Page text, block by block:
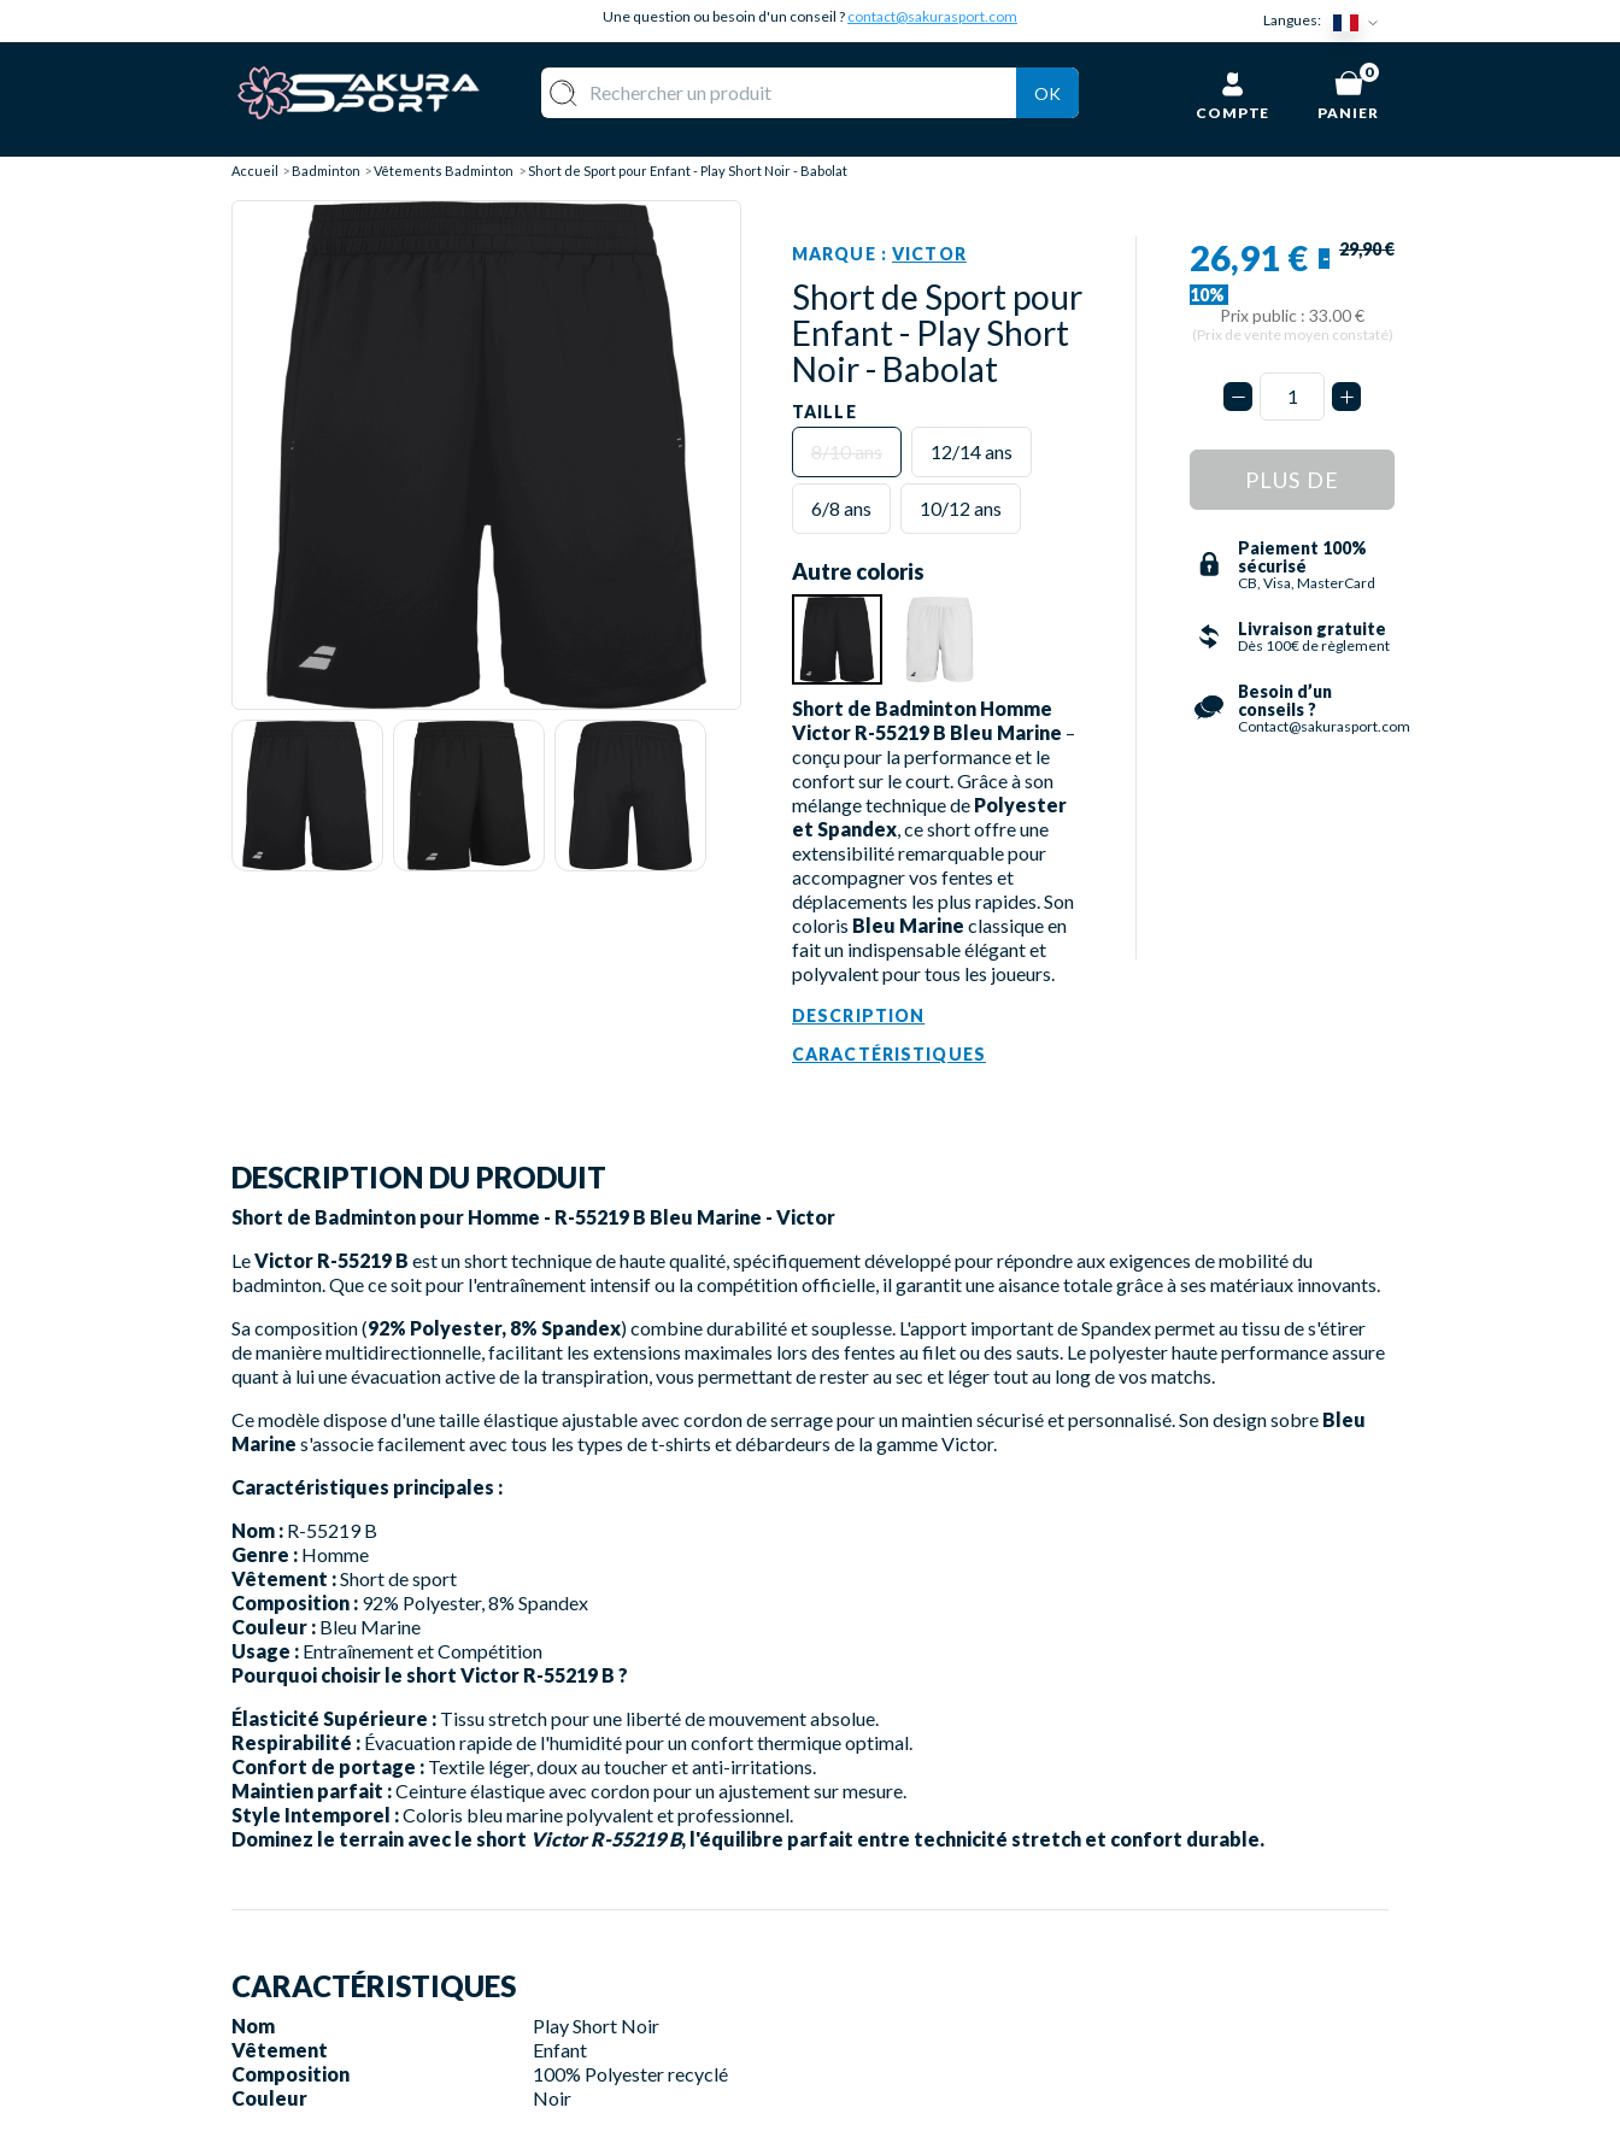
Une question ou besoin d'un conseil ? contact@sakurasport.com Langues:
OK
COMPTE PANIER
0
Accueil Badminton Vêtements Badminton Short de Sport pour Enfant - Play Short Noir - Babolat
MARQUE :VICTOR
Short de Sport pour
Enfant - Play Short
Noir - Babolat
TAILLE
8/10 ans 12/14 ans
6/8 ans 10/12 ans
Autre coloris
Short de Badminton Homme
Victor R-55219 B Bleu Marine –
conçu pour la performance et le
confort sur le court. Grâce à son
mélange technique de Polyester
et Spandex, ce short offre une
extensibilité remarquable pour
accompagner vos fentes et
déplacements les plus rapides. Son
coloris Bleu Marine classique en
fait un indispensable élégant et
polyvalent pour tous les joueurs.
DESCRIPTION
CARACTÉRISTIQUES
26,91 €
-
10%
29,90 €
Prix public : 33.00 €
(Prix de vente moyen constaté)
PLUS DE
STOCK
Paiement 100%
sécurisé
CB, Visa, MasterCard
Livraison gratuite
Dès 100€ de règlement
Besoin d’un
conseils ?
Contact@sakurasport.com
DESCRIPTION DU PRODUIT
Short de Badminton pour Homme - R-55219 B Bleu Marine - Victor
LeVictor R-55219 B est un short technique de haute qualité, spécifiquement développé pour répondre aux exigences de mobilité du
badminton. Que ce soit pour l'entraînement intensif ou la compétition officielle, il garantit une aisance totale grâce à ses matériaux innovants.
Sa composition (92% Polyester, 8% Spandex) combine durabilité et souplesse. L'apport important de Spandex permet au tissu de s'étirer
de manière multidirectionnelle, facilitant les extensions maximales lors des fentes au filet ou des sauts. Le polyester haute performance assure
quant à lui une évacuation active de la transpiration, vous permettant de rester au sec et léger tout au long de vos matchs.
Ce modèle dispose d'une taille élastique ajustable avec cordon de serrage pour un maintien sécurisé et personnalisé. Son design sobre Bleu
Marine s'associe facilement avec tous les types de t-shirts et débardeurs de la gamme Victor.
Caractéristiques principales :
Nom : R-55219 B
Genre : Homme
Vêtement :Short de sport
Composition : 92% Polyester, 8% Spandex
Couleur : Bleu Marine
Usage : Entraînement et Compétition
Pourquoi choisir le short Victor R-55219 B ?
Élasticité Supérieure : Tissu stretch pour une liberté de mouvement absolue.
Respirabilité : Évacuation rapide de l'humidité pour un confort thermique optimal.
Confort de portage : Textile léger, doux au toucher et anti-irritations.
Maintien parfait :Ceinture élastique avec cordon pour un ajustement sur mesure.
Style Intemporel :Coloris bleu marine polyvalent et professionnel.
Dominez le terrain avec le short Victor R-55219 B, l'équilibre parfait entre technicité stretch et confort durable.
CARACTÉRISTIQUES
Nom
Play Short Noir
Vêtement
Enfant
Composition
100% Polyester recyclé
Couleur
Noir